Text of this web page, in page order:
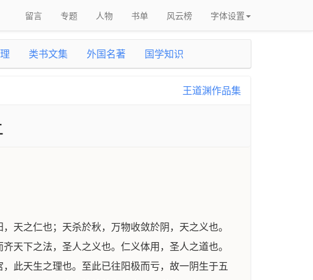
留言 专题 人物 书单 风云榜 字体设置
类书文集 外国名著 国学知识
王道渊作品集
天之仁也；天杀於秋，万物收敛於阴，天之义也。
天下之法，圣人之义也。仁义体用，圣人之道也。
此天生之理也。至此已往阳极而亏，故一阴生于五